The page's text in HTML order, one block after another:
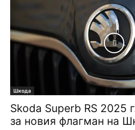
Шкода
Skoda Superb RS 2025
за новия флагман на